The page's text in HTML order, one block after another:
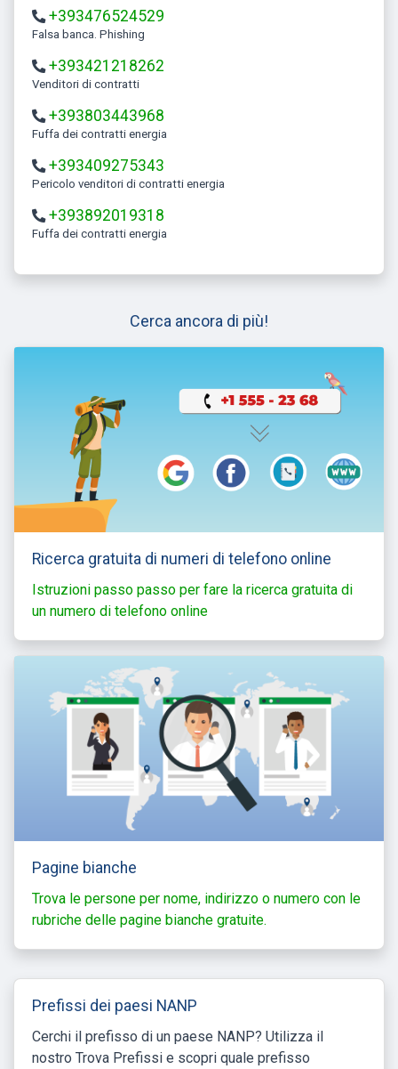
+393476524529
Falsa banca. Phishing
+393421218262
Venditori di contratti
+393803443968
Fuffa dei contratti energia
+393409275343
Pericolo venditori di contratti energia
+393892019318
Fuffa dei contratti energia
Cerca ancora di più!
Ricerca gratuita di numeri di telefono online
Istruzioni passo passo per fare la ricerca gratuita di
un numero di telefono online
Pagine bianche
Trova le persone per nome, indirizzo o numero con le
rubriche delle pagine bianche gratuite.
Prefissi dei paesi NANP
Cerchi il prefisso di un paese NANP? Utilizza il
nostro Trova Prefissi e scopri quale prefisso